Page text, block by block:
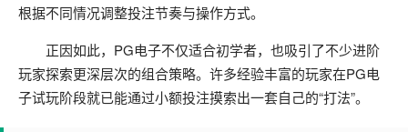
根据不同情况调整投注节奏与操作方式。
正因如此，PG电子不仅适合初学者，也吸引了不少进阶
玩家探索更深层次的组合策略。许多经验丰富的玩家在PG电
子试玩阶段就已能通过小额投注摸索出一套自己的“打法”。